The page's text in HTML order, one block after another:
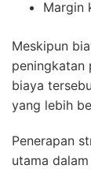
Margin
Meskipun
peningkatan
biaya
yang lebih
Penerapan
utama